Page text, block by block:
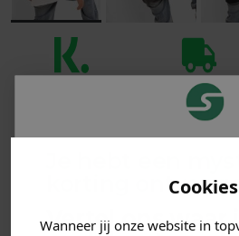
Cookies
Wanneer jij onze website in
Voor 23:59
is morgen in
MATERIAAL &
korting
Vertel ons waar